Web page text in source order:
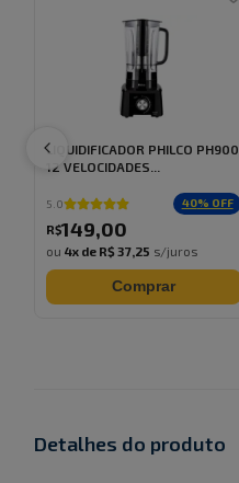
LIQUIDIFICADOR PHILCO PH900
12 VELOCIDADES...
5.0 40% OFF
R$149,00
ou 4x de R$ 37,25 s/juros
Comprar
Detalhes do produto